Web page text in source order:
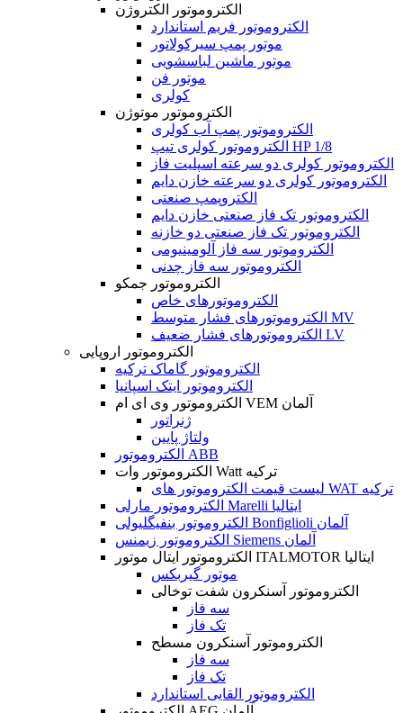
الکتروموتور الکتروژن
الکتروموتور فریم استاندارد
موتور پمپ سیرکولاتور
موتور ماشین لباسشویی
موتور فن
کولری
الکتروموتور موتوژن
الکتروموتور پمپ آب کولری
الکتروموتور کولری تیپ HP 1/8
الکتروموتور کولری دو سرعته اسپلیت فاز
الکتروموتور کولری دو سرعته خازن دایم
الکتروپمپ صنعتی
الکتروموتور تک فاز صنعتی خازن دایم
الکتروموتور تک فاز صنعتی دو خازنه
الکتروموتور سه فاز آلومینیومی
الکتروموتور سه فاز چدنی
الکتروموتور جمکو
الکتروموتورهای خاص
الکتروموتورهای فشار متوسط MV
الکتروموتورهای فشار ضعیف LV
الکتروموتور اروپایی
الکتروموتور گاماک ترکیه
الکتروموتور ایتک اسپانیا
الکتروموتور وی ای ام VEM آلمان
ژنراتور
ولتاژ پایین
الکتروموتور ABB
الکتروموتور وات Watt ترکیه
لیست قیمت الکتروموتور های WAT ترکیه
الکتروموتور مارلی Marelli ایتالیا
الکتروموتور بنفیگلیولی Bonfiglioli آلمان
الکتروموتور زیمنس Siemens آلمان
الکتروموتور ایتال موتور ITALMOTOR ایتالیا
موتور گیربکس
الکتروموتور آسنکرون شفت توخالی
سه فاز
تک فاز
الکتروموتور آسنکرون مسطح
سه فاز
تک فاز
الکتروموتور القایی استاندارد